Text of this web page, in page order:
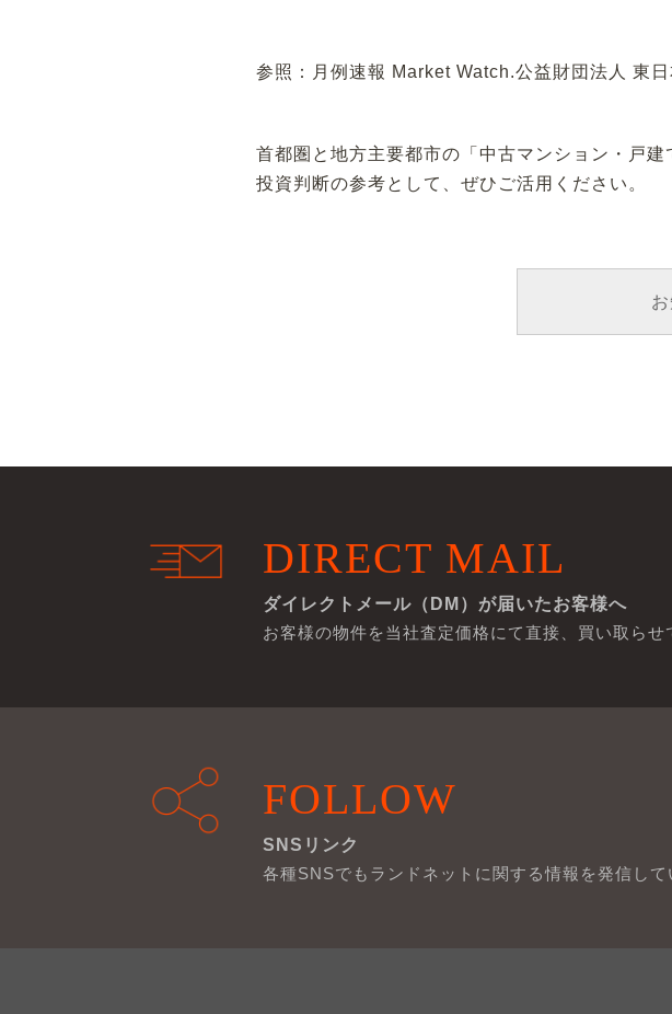
参照：月例速報 Market Watch.公益財団法人 東
首都圏と地方主要都市の「中古マンション・戸建
投資判断の参考として、ぜひご活用ください。
DIRECT MAIL
ダイレクトメール（DM）が届いたお客様へ
お客様の物件を当社査定価格にて直接、買い取らせ
FOLLOW
SNSリンク
各種SNSでもランドネットに関する情報を発信して